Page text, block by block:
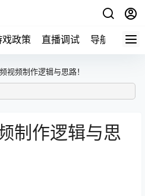
戏政策 直播调试 导航
视频制作逻辑与思路！
制作逻辑与思